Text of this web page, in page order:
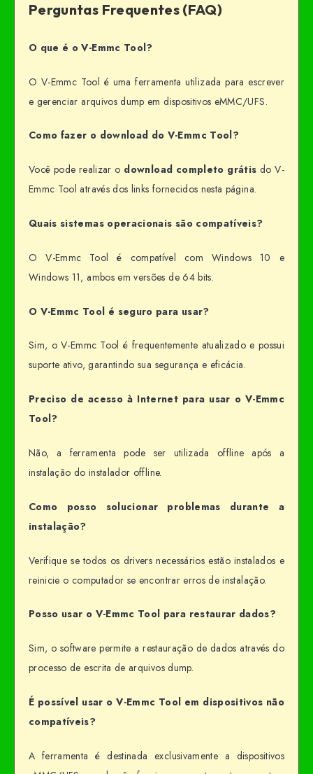
Perguntas Frequentes (FAQ)
O que é o V-Emmc Tool?
O V-Emmc Tool é uma ferramenta utilizada para escrever
e gerenciar arquivos dump em dispositivos eMMC/UFS.
Como fazer o download do V-Emmc Tool?
Você pode realizar o download completo grátis do V-
Emmc Tool através dos links fornecidos nesta página.
Quais sistemas operacionais são compatíveis?
O V-Emmc Tool é compatível com Windows 10 e
Windows 11, ambos em versões de 64 bits.
O V-Emmc Tool é seguro para usar?
Sim, o V-Emmc Tool é frequentemente atualizado e possui
suporte ativo, garantindo sua segurança e eficácia.
Preciso de acesso à Internet para usar o V-Emmc
Tool?
Não, a ferramenta pode ser utilizada offline após a
instalação do instalador offline.
Como posso solucionar problemas durante a
instalação?
Verifique se todos os drivers necessários estão instalados e
reinicie o computador se encontrar erros de instalação.
Posso usar o V-Emmc Tool para restaurar dados?
Sim, o software permite a restauração de dados através do
processo de escrita de arquivos dump.
É possível usar o V-Emmc Tool em dispositivos não
compatíveis?
A ferramenta é destinada exclusivamente a dispositivos